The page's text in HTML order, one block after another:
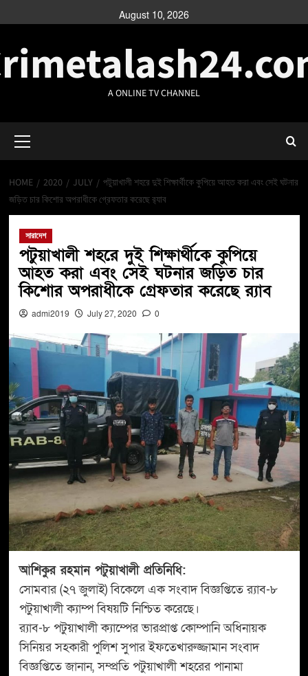
August 10, 2026
A ONLINE TV CHANNEL
HOME 2020 JULY
পটুয়াখালী শহরে দুই শিক্ষার্থীকে কুপিয়ে আহত করা এবং সেই ঘটনার
জড়িত চার কিশোর অপরাধীকে গ্রেফতার করেছে র‌্যাব
সারাদেশ
পটুয়াখালী শহরে দুই শিক্ষার্থীকে কুপিয়ে
আহত করা এবং সেই ঘটনার জড়িত চার
কিশোর অপরাধীকে গ্রেফতার করেছে র‌্যাব
admi2019 July 27, 2020 0
আশিকুর রহমান পটুয়াখালী প্রতিনিধি:
সোমবার (২৭ জুলাই) বিকেলে এক সংবাদ বিজ্ঞপ্তিতে র‌্যাব-৮
পটুয়াখালী ক্যাম্প বিষয়টি নিশ্চিত করেছে।
র‌্যাব-৮ পটুয়াখালী ক্যাম্পের ভারপ্রাপ্ত কোম্পানি অধিনায়ক
সিনিয়র সহকারী পুলিশ সুপার ইফতেখারুজ্জামান সংবাদ
বিজ্ঞপ্তিতে জানান, সম্প্রতি পটুয়াখালী শহরের পানামা